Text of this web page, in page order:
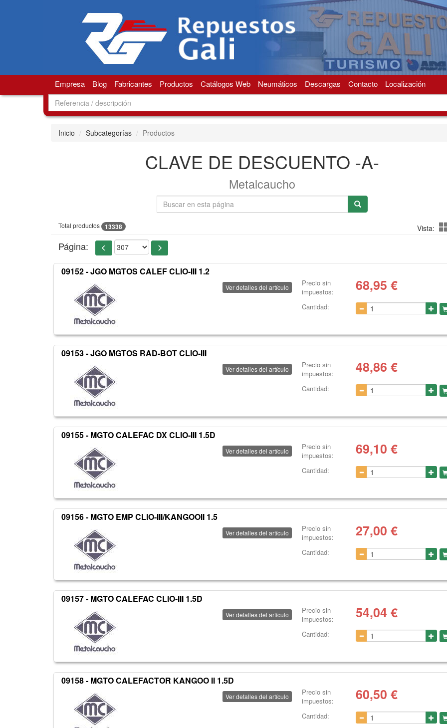
Empresa Blog Fabricantes Productos Catálogos Web Neumáticos Descargas Contacto Localización
Inicio Subcategorías Productos
CLAVE DE DESCUENTO -A-
Metalcaucho
Total productos 13338 Vista:
Página:
09152 - JGO MGTOS CALEF CLIO-III 1.2
Ver detalles del artículo
Precio sin
impuestos:
68,95 €
Cantidad:
09153 - JGO MGTOS RAD-BOT CLIO-III
Ver detalles del artículo
Precio sin
impuestos:
48,86 €
Cantidad:
09155 - MGTO CALEFAC DX CLIO-III 1.5D
Ver detalles del artículo
Precio sin
impuestos:
69,10 €
Cantidad:
09156 - MGTO EMP CLIO-III/KANGOOII 1.5
Ver detalles del artículo
Precio sin
impuestos:
27,00 €
Cantidad:
09157 - MGTO CALEFAC CLIO-III 1.5D
Ver detalles del artículo
Precio sin
impuestos:
54,04 €
Cantidad:
09158 - MGTO CALEFACTOR KANGOO II 1.5D
Ver detalles del artículo
Precio sin
impuestos:
60,50 €
Cantidad: